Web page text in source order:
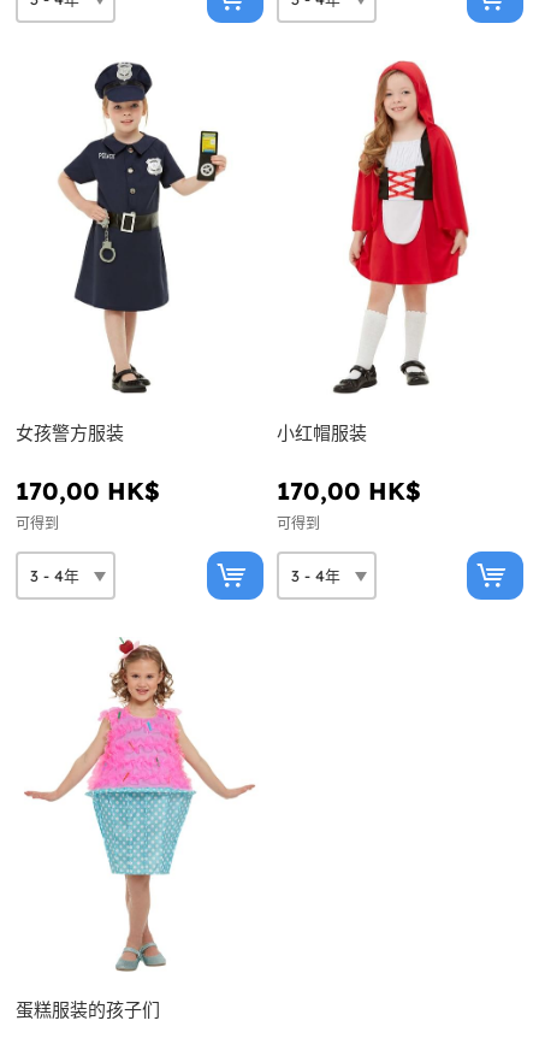
女孩警方服装
170,00 HK$
可得到
小红帽服装
170,00 HK$
可得到
蛋糕服装的孩子们